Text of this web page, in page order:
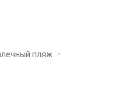
пляж